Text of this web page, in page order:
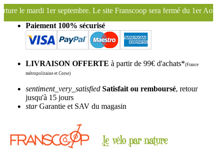
Le site Franscoop sera fermé du 1er Août au 27 Août
Paiement 100% sécurisé
LIVRAISON OFFERTE à partir de 99€ d'achats*(France
métropolitaine et Corse)
sentiment_very_satisfied Satisfait ou remboursé, retour
jusqu'à 15 jours
starGarantie et SAV du magasin